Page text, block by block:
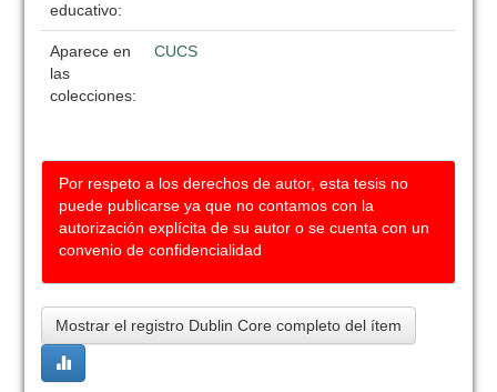
educativo:
Aparece en
las
colecciones:
CUCS
Por respeto a los derechos de autor, esta tesis no
puede publicarse ya que no contamos con la
autorización explícita de su autor o se cuenta con un
convenio de confidencialidad
Mostrar el registro Dublin Core completo del ítem